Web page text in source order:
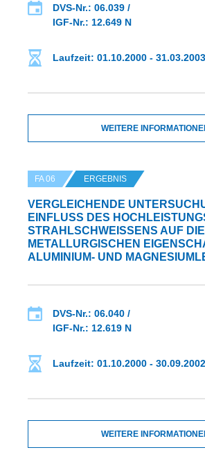
DVS-Nr.: 06.039 /
IGF-Nr.: 12.649 N
Laufzeit: 01.10.2000 - 31.03.2003
WEITERE
FA 06 ERGEBNIS
VERGLEICHENDE
EINFLUSS DES
TRAHLSCHWEISSENS AUF DIE ME
TALLURGISCHEN
UMINIUM- UND
DVS-Nr.: 06.040 /
IGF-Nr.: 12.619 N
Laufzeit: 01.10.2000 - 30.09.2002
WEITERE